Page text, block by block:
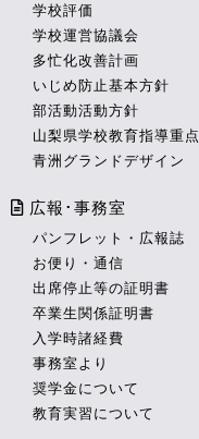
学校評価
学校運営協議会
多忙化改善計画
いじめ防止基本方針
部活動活動方針
山梨県学校教育指導重点
青洲グランドデザイン
広報･事務室
パンフレット・広報誌
お便り・通信
出席停止等の証明書
卒業生関係証明書
入学時諸経費
事務室より
奨学金について
教育実習について